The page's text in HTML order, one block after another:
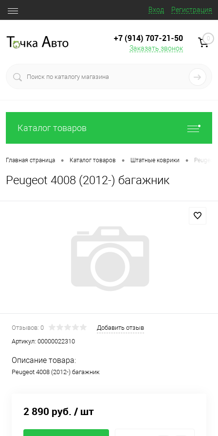
Вход Регистрация
+7 (914) 707‒21‒50
Заказать звонок
0
Каталог товаров
Главная страница • Каталог товаров • Штатные коврики • Peugeot
Peugeot 4008 (2012-) багажник
Отзывов: 0
Добавить отзыв
Артикул: 00000022310
Описание товара:
Peugeot 4008 (2012-) багажник
2 890 руб. / шт